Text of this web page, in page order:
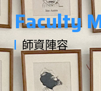
Faculty
師資陣容